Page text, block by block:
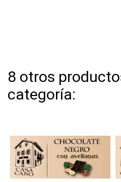
8 otros
categoría: